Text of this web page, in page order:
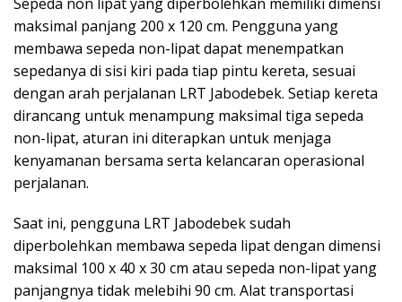
maksimal panjang 200 x 120 cm. Pengguna yang
membawa sepeda non-lipat dapat menempatkan
sepedanya di sisi kiri pada tiap pintu kereta, sesuai
dengan arah perjalanan LRT Jabodebek. Setiap kereta
dirancang untuk menampung maksimal tiga sepeda
non-lipat, aturan ini diterapkan untuk menjaga
kenyamanan bersama serta kelancaran operasional
perjalanan.
Saat ini, pengguna LRT Jabodebek sudah
diperbolehkan membawa sepeda lipat dengan dimensi
maksimal 100 x 40 x 30 cm atau sepeda non-lipat yang
panjangnya tidak melebihi 90 cm. Alat transportasi